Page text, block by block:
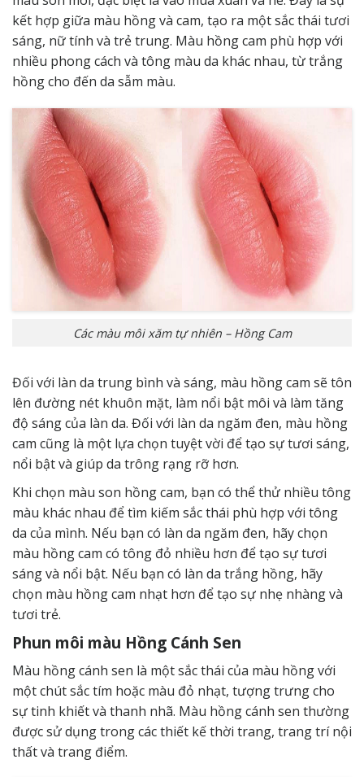
kết hợp giữa màu hồng và cam, tạo ra một sắc thái tươi
sáng, nữ tính và trẻ trung. Màu hồng cam phù hợp với
nhiều phong cách và tông màu da khác nhau, từ trắng
hồng cho đến da sẫm màu.
Các màu môi xăm tự nhiên – Hồng Cam
Đối với làn da trung bình và sáng, màu hồng cam sẽ tôn
lên đường nét khuôn mặt, làm nổi bật môi và làm tăng
độ sáng của làn da. Đối với làn da ngăm đen, màu hồng
cam cũng là một lựa chọn tuyệt vời để tạo sự tươi sáng,
nổi bật và giúp da trông rạng rỡ hơn.
Khi chọn màu son hồng cam, bạn có thể thử nhiều tông
màu khác nhau để tìm kiếm sắc thái phù hợp với tông
da của mình. Nếu bạn có làn da ngăm đen, hãy chọn
màu hồng cam có tông đỏ nhiều hơn để tạo sự tươi
sáng và nổi bật. Nếu bạn có làn da trắng hồng, hãy
chọn màu hồng cam nhạt hơn để tạo sự nhẹ nhàng và
tươi trẻ.
Phun môi màu Hồng Cánh Sen
Màu hồng cánh sen là một sắc thái của màu hồng với
một chút sắc tím hoặc màu đỏ nhạt, tượng trưng cho
sự tinh khiết và thanh nhã. Màu hồng cánh sen thường
được sử dụng trong các thiết kế thời trang, trang trí nội
thất và trang điểm.